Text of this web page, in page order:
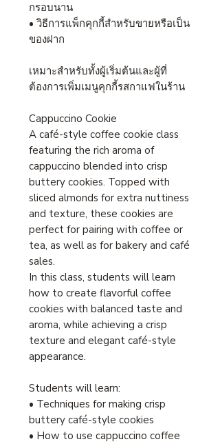
กรอบนาน
• วิธีการแพ็กคุกกี้สำหรับขายหรือเป็น
ของฝาก
เหมาะสำหรับทั้งผู้เริ่มต้นและผู้ที่
ต้องการเพิ่มเมนูคุกกี้รสกาแฟในร้าน
Cappuccino Cookie
A café-style coffee cookie class
featuring the rich aroma of
cappuccino blended into crisp
buttery cookies. Topped with
sliced almonds for extra nuttiness
and texture, these cookies are
perfect for pairing with coffee or
tea, as well as for bakery and café
sales.
In this class, students will learn
how to create flavorful coffee
cookies with balanced taste and
aroma, while achieving a crisp
texture and elegant café-style
appearance.
Students will learn:
• Techniques for making crisp
buttery café-style cookies
• How to use cappuccino coffee